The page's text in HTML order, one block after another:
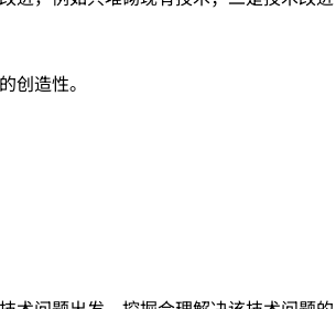
的创造性。